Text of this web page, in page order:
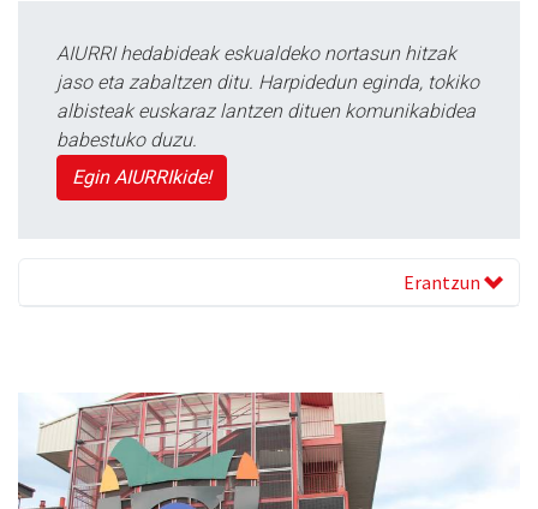
AIURRI hedabideak eskualdeko nortasun hitzak
jaso eta zabaltzen ditu. Harpidedun eginda, tokiko
albisteak euskaraz lantzen dituen komunikabidea
babestuko duzu.
Egin AIURRIkide!
Erantzun